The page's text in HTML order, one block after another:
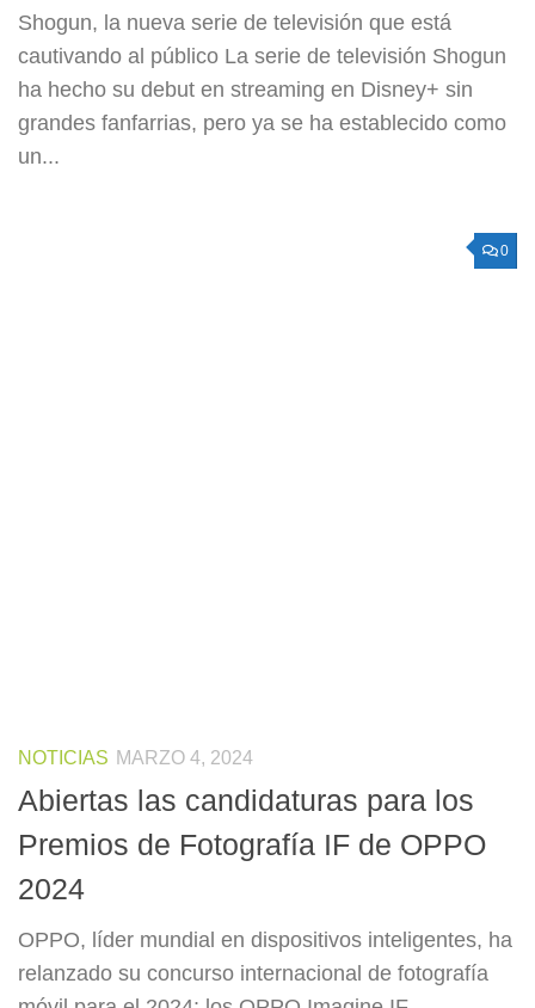
Shogun, la nueva serie de televisión que está
cautivando al público La serie de televisión Shogun
ha hecho su debut en streaming en Disney+ sin
grandes fanfarrias, pero ya se ha establecido como
un...
0
NOTICIAS MARZO 4, 2024
Abiertas las candidaturas para los
Premios de Fotografía IF de OPPO
2024
OPPO, líder mundial en dispositivos inteligentes, ha
relanzado su concurso internacional de fotografía